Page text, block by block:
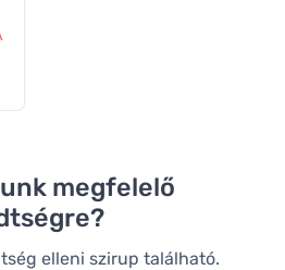
megfelelő
elleni szirup található.